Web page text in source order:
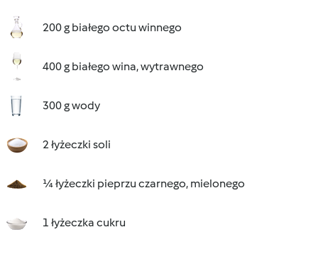
200 g białego octu winnego
400 g białego wina, wytrawnego
300 g wody
2 łyżeczki soli
¼ łyżeczki pieprzu czarnego, mielonego
1 łyżeczka cukru